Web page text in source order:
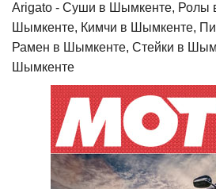
Arigato - Cуши в Шымкенте, Ролы
Шымкенте, Кимчи в Шымкенте,
Рамен в Шымкенте, Стейки в
Шымкенте